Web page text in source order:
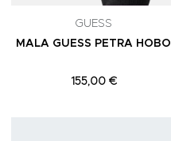
GUESS
MALA GUESS PETRA HOBO
155,00 €